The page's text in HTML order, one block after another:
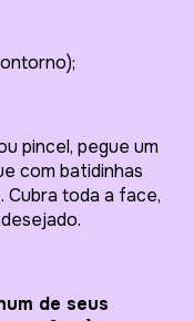
pincel, pegue um
com batidinhas
toda a face,
de seus